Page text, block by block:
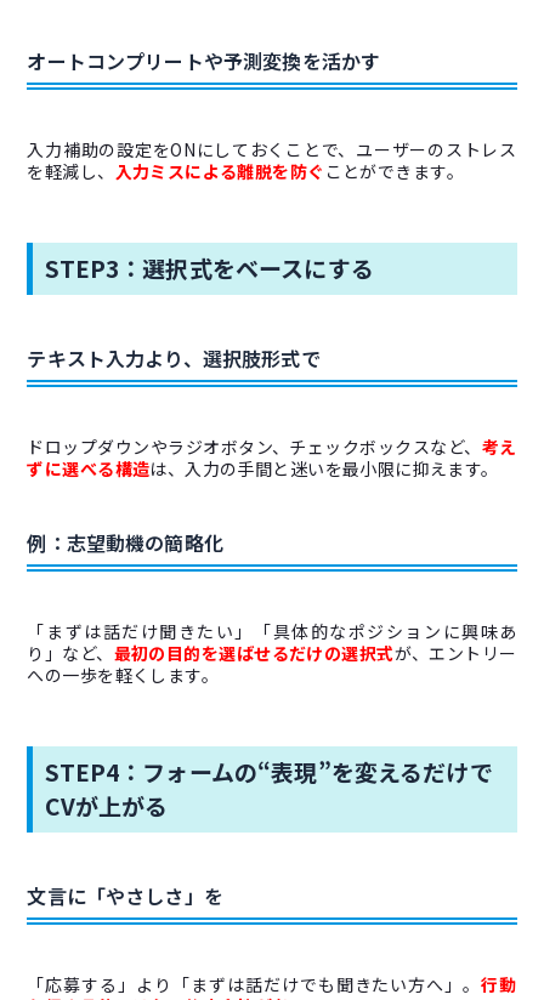
オートコンプリートや予測変換を活かす
入力補助の設定をONにしておくことで、ユーザーのストレス
を軽減し、 入力ミスによる離脱を防ぐ ことができます。
STEP3：選択式をベースにする
テキスト入力より、選択肢形式で
ドロップダウンやラジオボタン、チェックボックスなど、 考え
ずに選べる構造は、入力の手間と迷いを最小限に抑えます。
例：志望動機の簡略化
「まずは話だけ聞きたい」「具体的なポジションに興味あ
り」など、 最初の目的を選ばせるだけの選択式が、エントリー
への一歩を軽くします。
STEP4：フォームの“表現”を変えるだけで
CVが上がる
文言に「やさしさ」を
「応募する」より「まずは話だけでも聞きたい方へ」。行動